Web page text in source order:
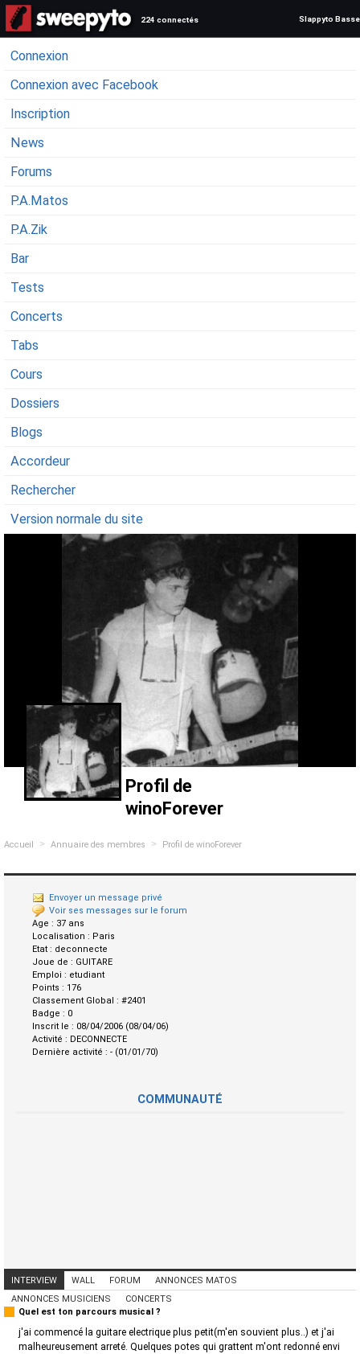
224 connectés Slappyto Basse
Connexion
Connexion avec Facebook
Inscription
News
Forums
P.A.Matos
P.A.Zik
Bar
Tests
Concerts
Tabs
Cours
Dossiers
Blogs
Accordeur
Rechercher
Version normale du site
Profil de
winoForever
Accueil > Annuaire des membres > Profil de winoForever
Envoyer un message privé
Voir ses messages sur le forum
Age : 37 ans
Localisation : Paris
Etat : deconnecte
Joue de : GUITARE
Emploi : etudiant
Points : 176
Classement Global : #2401
Badge : 0
Inscrit le : 08/04/2006 (08/04/06)
Activité : DECONNECTE
Dernière activité : - (01/01/70)
COMMUNAUTÉ
INTERVIEW WALL FORUM
ANNONCES MATOS
ANNONCES MUSICIENS
CONCERTS
Quel est ton parcours musical ?
j'ai commencé la guitare electrique plus petit(m'en souvient plus..) et j'ai
malheureusement arreté. Quelques potes qui grattent m'ont redonné envi